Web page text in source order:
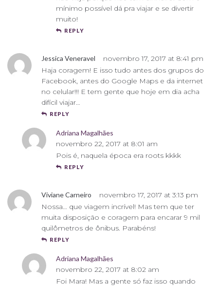
mínimo possível dá pra viajar e se divertir
muito!
REPLY
Jessica Veneravel
novembro 17, 2017 at 8:41 pm
Haja coragem! E isso tudo antes dos grupos do
Facebook, antes do Google Maps e da internet
no celular!!! E tem gente que hoje em dia acha
difícil viajar…
REPLY
Adriana Magalhães
novembro 22, 2017 at 8:01 am
Pois é, naquela época era roots kkkk
REPLY
Viviane Carneiro
novembro 17, 2017 at 3:13 pm
Nossa… que viagem incrível! Mas tem que ter
muita disposição e coragem para encarar 9 mil
quilômetros de ônibus. Parabéns!
REPLY
Adriana Magalhães
novembro 22, 2017 at 8:02 am
Foi Mara! Mas a gente só faz isso quando